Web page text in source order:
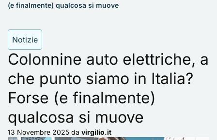
(e finalmente) qualcosa si muove
Notizie
Colonnine auto elettriche, a
che punto siamo in Italia?
Forse (e finalmente)
qualcosa si muove
13 Novembre 2025 da virgilio.it